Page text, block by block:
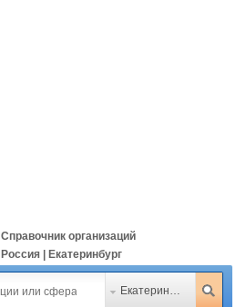
Справочник организаций
Россия | Екатеринбург
Екатеринбург